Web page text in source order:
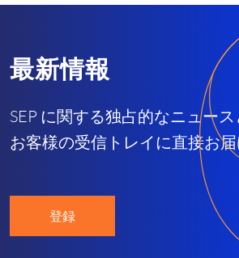
最新情報
SEP に関する独占的なニュー
お客様の受信トレイに直接お
登録